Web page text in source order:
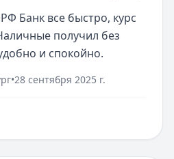
Банк все быстро, курс
получил без
и спокойно.
•28 сентября 2025 г.